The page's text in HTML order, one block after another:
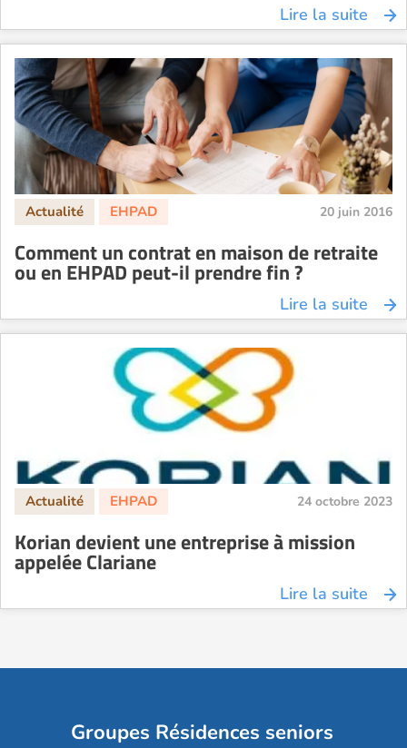
Lire la suite
20 juin 2016
Comment un contrat en maison de retraite
ou en EHPAD peut-il prendre fin ?
Lire la suite
24 octobre 2023
Korian devient une entreprise à mission
appelée Clariane
Lire la suite
Groupes Résidences seniors